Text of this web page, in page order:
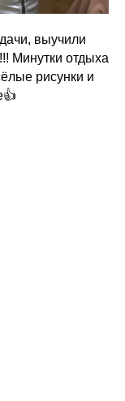
выучили
Минутки отдыха
рисунки и